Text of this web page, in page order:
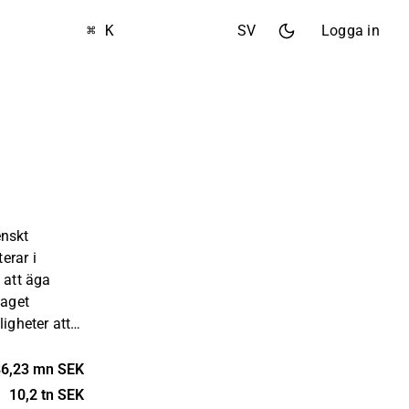
⌘ K SV Logga in
i
äga
att
mn SEK
10,2 tn SEK